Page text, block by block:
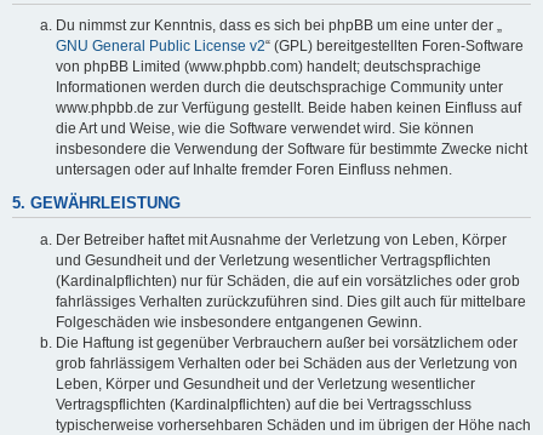
Du nimmst zur Kenntnis, dass es sich bei phpBB um eine unter der „
GNU General Public License v2“ (GPL) bereitgestellten Foren-Software
von phpBB Limited (www.phpbb.com) handelt; deutschsprachige
Informationen werden durch die deutschsprachige Community unter
www.phpbb.de zur Verfügung gestellt. Beide haben keinen Einfluss auf
die Art und Weise, wie die Software verwendet wird. Sie können
insbesondere die Verwendung der Software für bestimmte Zwecke nicht
untersagen oder auf Inhalte fremder Foren Einfluss nehmen.
5. GEWÄHRLEISTUNG
Der Betreiber haftet mit Ausnahme der Verletzung von Leben, Körper
und Gesundheit und der Verletzung wesentlicher Vertragspflichten
(Kardinalpflichten) nur für Schäden, die auf ein vorsätzliches oder grob
fahrlässiges Verhalten zurückzuführen sind. Dies gilt auch für mittelbare
Folgeschäden wie insbesondere entgangenen Gewinn.
Die Haftung ist gegenüber Verbrauchern außer bei vorsätzlichem oder
grob fahrlässigem Verhalten oder bei Schäden aus der Verletzung von
Leben, Körper und Gesundheit und der Verletzung wesentlicher
Vertragspflichten (Kardinalpflichten) auf die bei Vertragsschluss
typischerweise vorhersehbaren Schäden und im übrigen der Höhe nach